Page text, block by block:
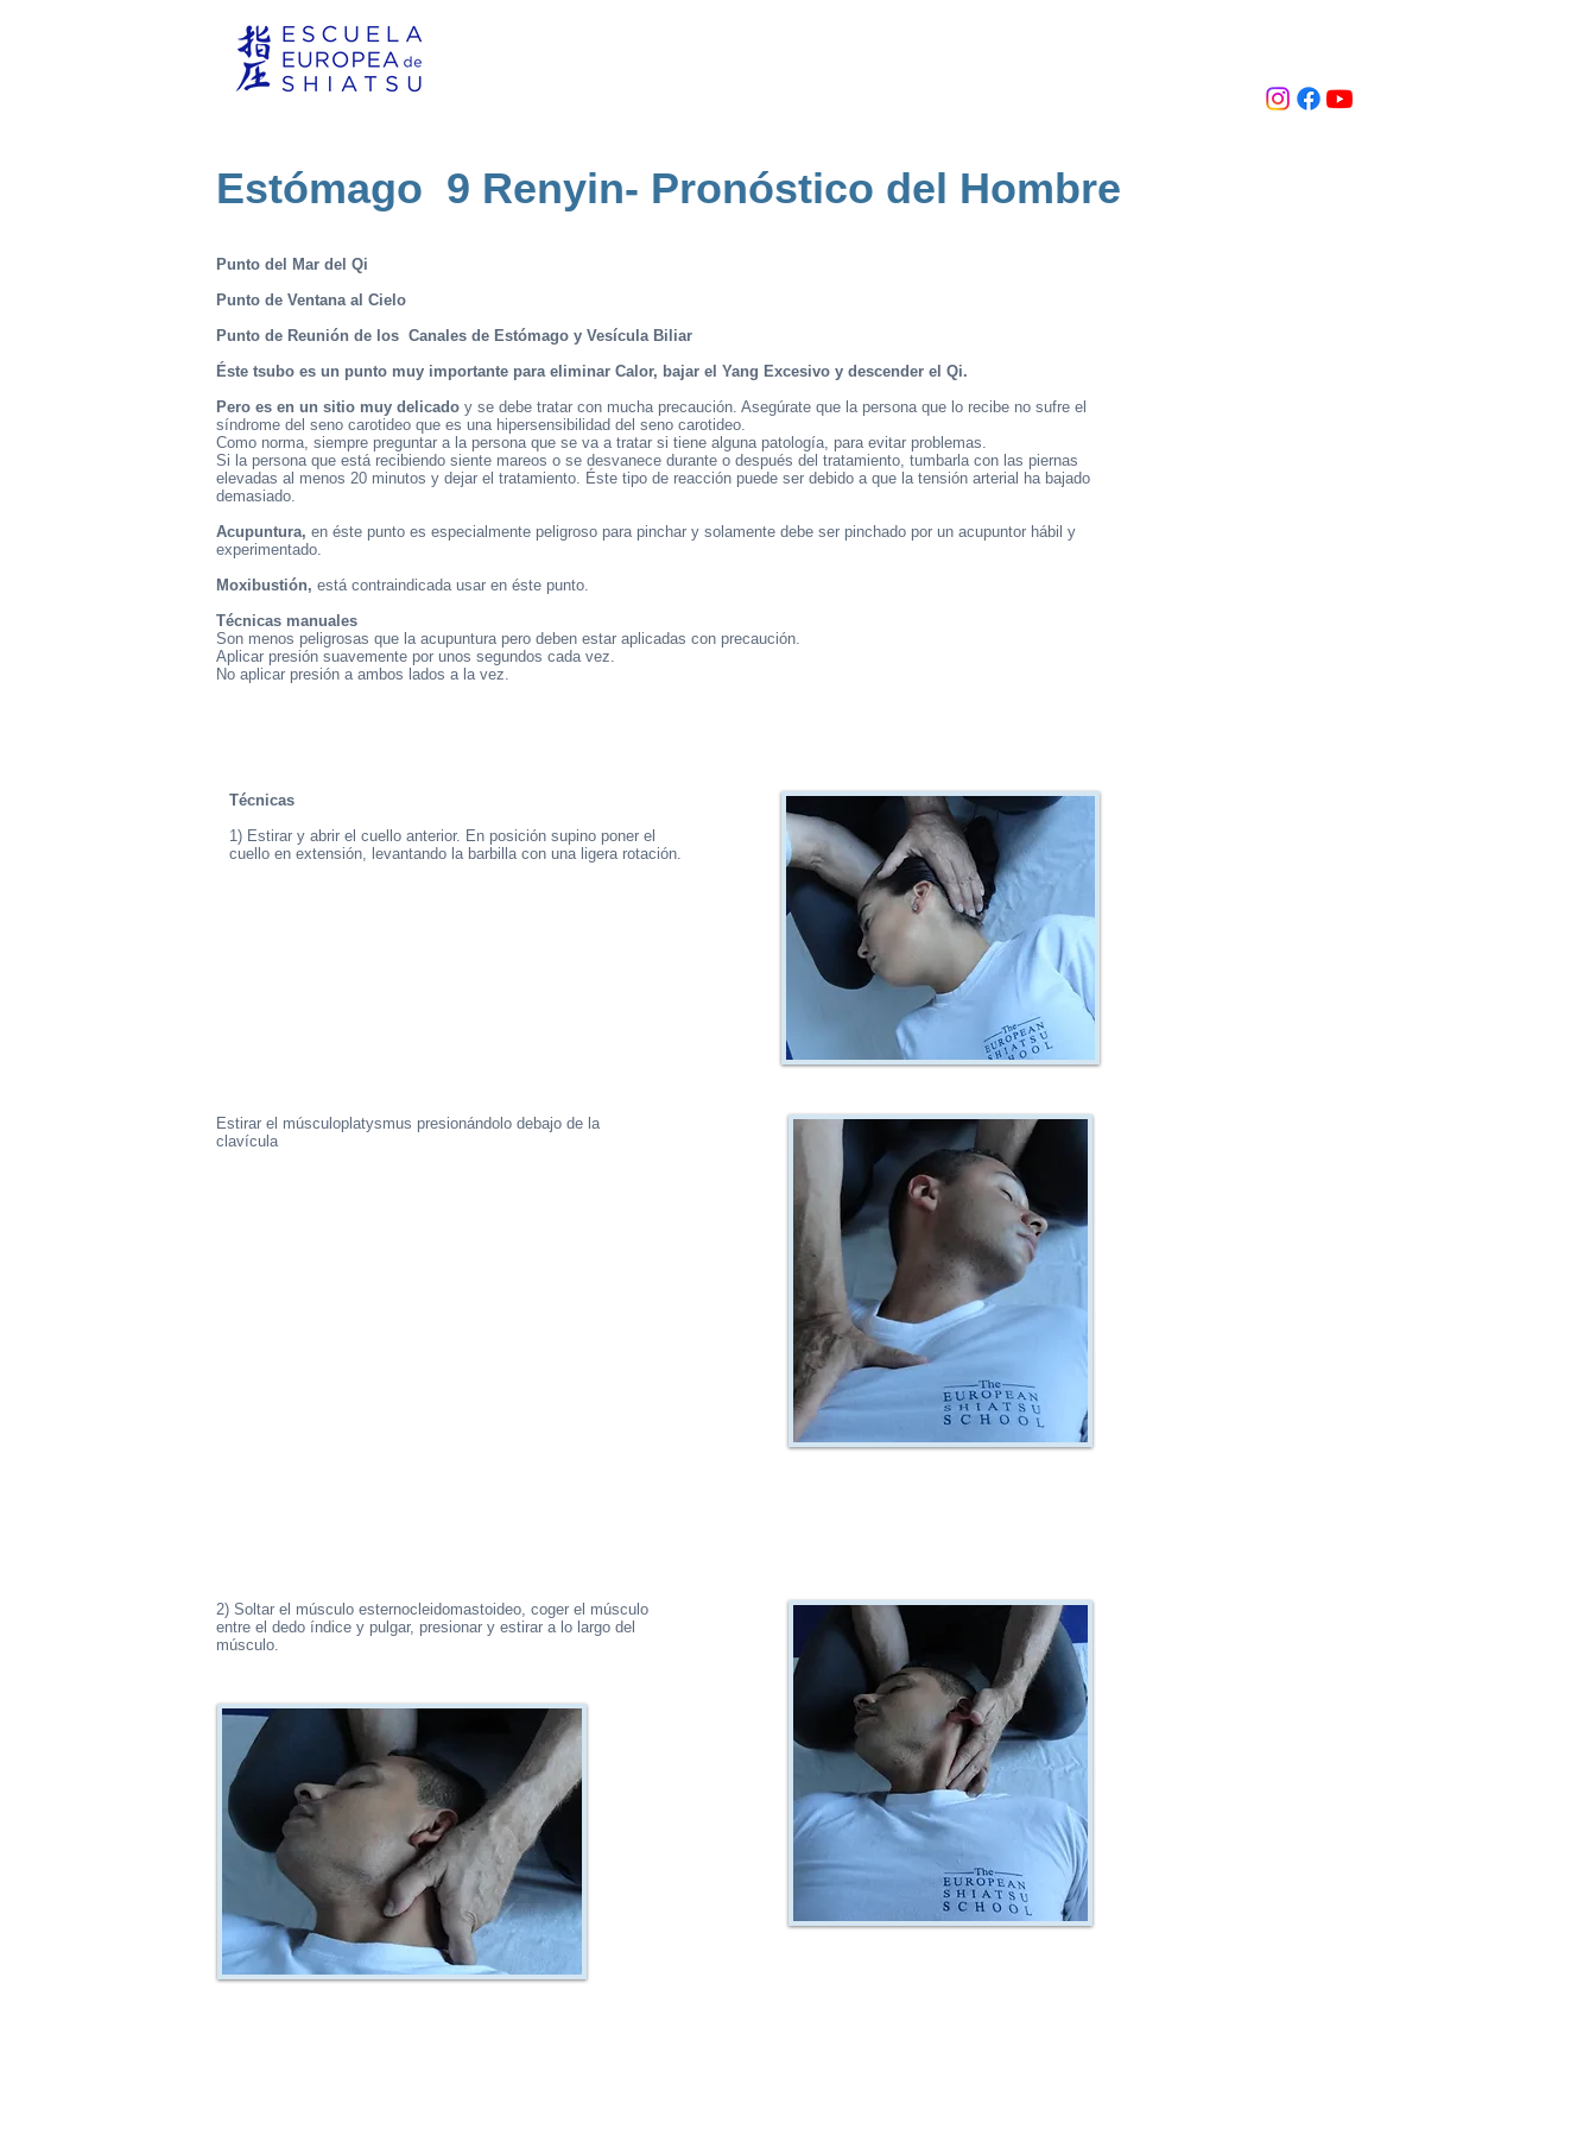
Estómago 9 Renyin- Pronóstico del Hombre
Punto del Mar del Qi
Punto de Ventana al Cielo
Punto de Reunión de los Canales de Estómago y Vesícula Biliar
Éste tsubo es un punto muy importante para eliminar Calor, bajar el Yang Excesivo y descender el Qi.
Pero es en un sitio muy delicado y se debe tratar con mucha precaución. Asegúrate que la persona que lo recibe no sufre el
síndrome del seno carotideo que es una hipersensibilidad del seno carotideo.
Como norma, siempre preguntar a la persona que se va a tratar si tiene alguna patología, para evitar problemas.
Si la persona que está recibiendo siente mareos o se desvanece durante o después del tratamiento, tumbarla con las piernas
elevadas al menos 20 minutos y dejar el tratamiento. Éste tipo de reacción puede ser debido a que la tensión arterial ha bajado
demasiado.
Acupuntura, en éste punto es especialmente peligroso para pinchar y solamente debe ser pinchado por un acupuntor hábil y
experimentado.
Moxibustión, está contraindicada usar en éste punto.
Técnicas manuales
Son menos peligrosas que la acupuntura pero deben estar aplicadas con precaución.
Aplicar presión suavemente por unos segundos cada vez.
No aplicar presión a ambos lados a la vez.
Técnicas
1) Estirar y abrir el cuello anterior. En posición supino poner el
cuello en extensión, levantando la barbilla con una ligera rotación.
Estirar el músculoplatysmus presionándolo debajo de la
clavícula
2) Soltar el músculo esternocleidomastoideo, coger el músculo
entre el dedo índice y pulgar, presionar y estirar a lo largo del
músculo.